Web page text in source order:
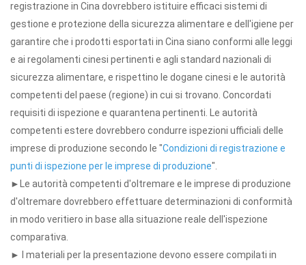
registrazione in Cina dovrebbero istituire efficaci sistemi di
gestione e protezione della sicurezza alimentare e dell'igiene per
garantire che i prodotti esportati in Cina siano conformi alle leggi
e ai regolamenti cinesi pertinenti e agli standard nazionali di
sicurezza alimentare, e rispettino le dogane cinesi e le autorità
competenti del paese (regione) in cui si trovano. Concordati
requisiti di ispezione e quarantena pertinenti. Le autorità
competenti estere dovrebbero condurre ispezioni ufficiali delle
imprese di produzione secondo le "Condizioni di registrazione e
punti di ispezione per le imprese di produzione".
►Le autorità competenti d'oltremare e le imprese di produzione
d'oltremare dovrebbero effettuare determinazioni di conformità
in modo veritiero in base alla situazione reale dell'ispezione
comparativa.
► I materiali per la presentazione devono essere compilati in